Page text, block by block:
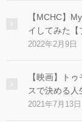
【MCHC】
イしてみた【
2022年2月9日
【映画】ト
スで決める人
2021年7月13日